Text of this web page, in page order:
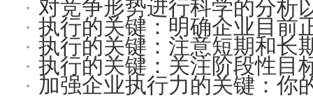
· 对竞争形势进行科学的分析
· 执行的关键：明确企业目前
· 执行的关键：注意短期和长
· 执行的关键：关注阶段性目
· 加强企业执行力的关键：你